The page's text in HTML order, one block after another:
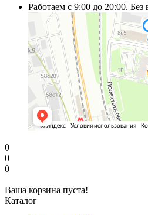
Работаем с 9:00 до 20:00.
0
0
0
Ваша корзина пуста!
Каталог